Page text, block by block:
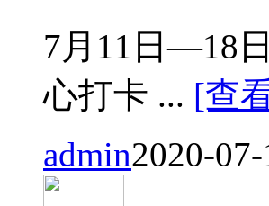
7月11日—18
心打卡 ... [查
admin2020-